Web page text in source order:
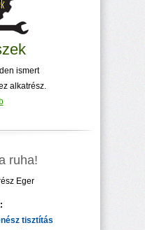
ismert
alkatrész.
ruha!
Eger
tisztítás